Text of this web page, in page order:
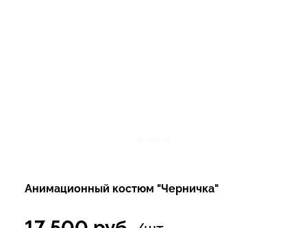
Анимационный костюм "Черничка"